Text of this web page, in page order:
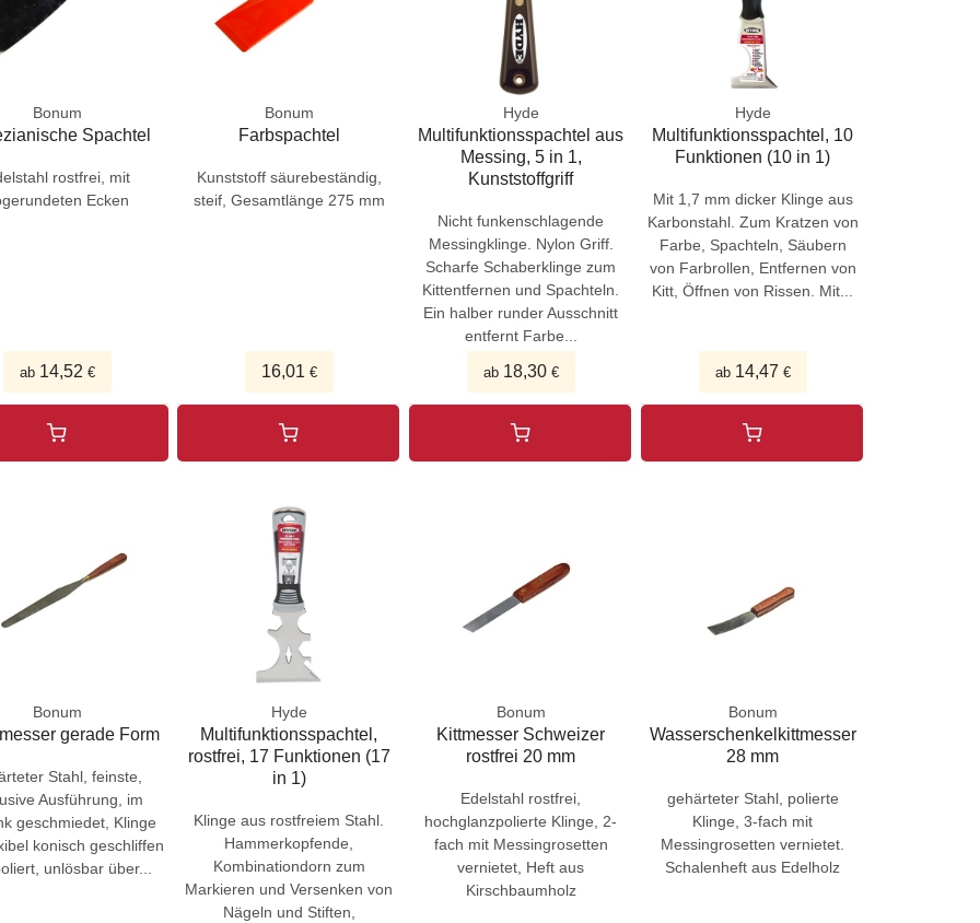
Bonum
Spachtel
rostfrei, mit
Ecken
ab 14,52 €
Bonum
Farbspachtel
Kunststoff säurebeständig,
steif, Gesamtlänge 275 mm
16,01 €
Hyde
Multifunktionsspachtel aus
Messing, 5 in 1,
Kunststoffgriff
Nicht funkenschlagende
Messingklinge. Nylon Griff.
Scharfe Schaberklinge zum
Kittentfernen und Spachteln.
Ein halber runder Ausschnitt
entfernt Farbe...
ab 18,30€
Hyde
Multifunktionsspachtel, 10
Funktionen (10 in 1)
Mit 1,7 mm dicker Klinge aus
Karbonstahl. Zum Kratzen von
Farbe, Spachteln, Säubern
von Farbrollen, Entfernen von
Kitt, Öffnen von Rissen. Mit...
ab 14,47 €
Bonum
gerade Form
Stahl, feinste,
Ausführung, im
geschmiedet, Klinge
konisch geschliffen
unlösbar über...
Hyde
Multifunktionsspachtel,
rostfrei, 17 Funktionen (17
in 1)
Klinge aus rostfreiem Stahl.
Hammerkopfende,
Kombinationdorn zum
Markieren und Versenken von
Nägeln und Stiften,
Bonum
Kittmesser Schweizer
rostfrei 20 mm
Edelstahl rostfrei,
hochglanzpolierte Klinge, 2-
fach mit Messingrosetten
vernietet, Heft aus
Kirschbaumholz
Bonum
Wasserschenkelkittmesser
28 mm
gehärteter Stahl, polierte
Klinge, 3-fach mit
Messingrosetten vernietet.
Schalenheft aus Edelholz